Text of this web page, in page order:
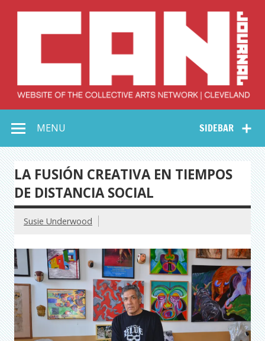
Collective Arts
Network –
CAN Journal
SIDEBAR
MENU
LA FUSIÓN CREATIVA EN TIEMPOS
DE DISTANCIA SOCIAL
Susie Underwood